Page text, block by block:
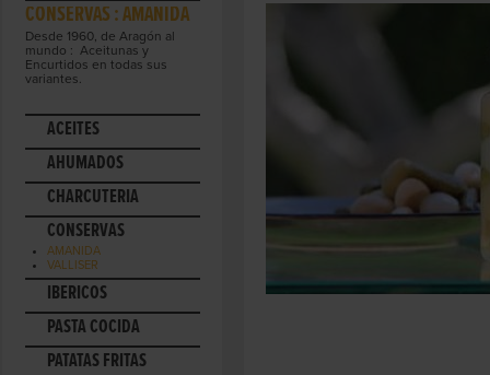
CONSERVAS : AMANIDA
Desde 1960, de Aragón al
mundo : Aceitunas y
Encurtidos en todas sus
variantes.
ACEITES
AHUMADOS
CHARCUTERÍA
CONSERVAS
AMANIDA
VALLISER
IBÉRICOS
PASTA COCIDA
PATATAS FRITAS